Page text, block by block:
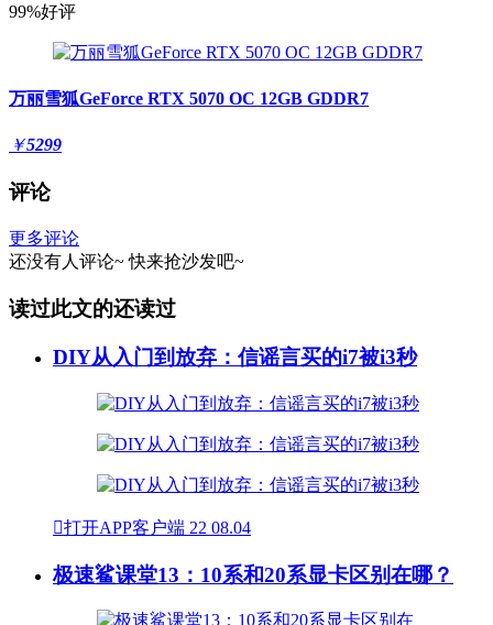
99%好评
万丽雪狐GeForce RTX 5070 OC 12GB GDDR7
￥5299
评论
更多评论
还没有人评论~ 快来抢沙发吧~
读过此文的还读过
DIY从入门到放弃：信谣言买的i7被i3秒
打开APP客户端 22 08.04
极速鲨课堂13：10系和20系显卡区别在哪？